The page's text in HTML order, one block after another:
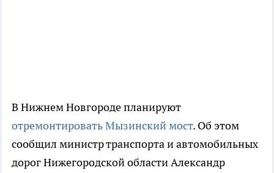
В Нижнем Новгороде планируют
отремонтировать Мызинский мост. Об этом
сообщил министр транспорта и автомобильных
дорог Нижегородской области Александр